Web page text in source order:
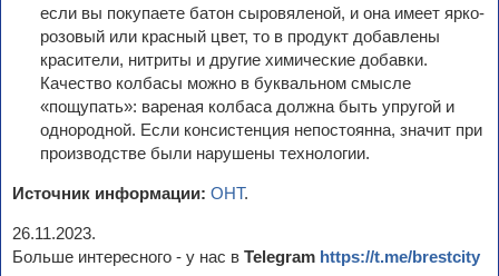
если вы покупаете батон сыровяленой, и она имеет ярко-
розовый или красный цвет, то в продукт добавлены
красители, нитриты и другие химические добавки.
Качество колбасы можно в буквальном смысле
«пощупать»: вареная колбаса должна быть упругой и
однородной. Если консистенция непостоянна, значит при
производстве были нарушены технологии.
Источник информации: ОНТ.
26.11.2023.
Больше интересного - у нас в Telegram https://t.me/brestcity